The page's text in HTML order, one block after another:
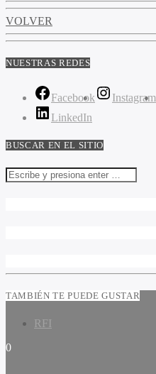
VOLVER
NUESTRAS REDES
Facebook Instagram
LinkedIn
BUSCAR EN EL SITIO
TAMBIÉN TE PUEDE GUSTAR
RFI
0